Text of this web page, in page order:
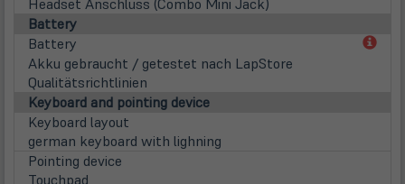
Battery
Battery
Akku gebraucht / getestet nach LapStore
Qualitätsrichtlinien
Keyboard and pointing device
Keyboard layout
german keyboard with lighning
Pointing device
Touchpad